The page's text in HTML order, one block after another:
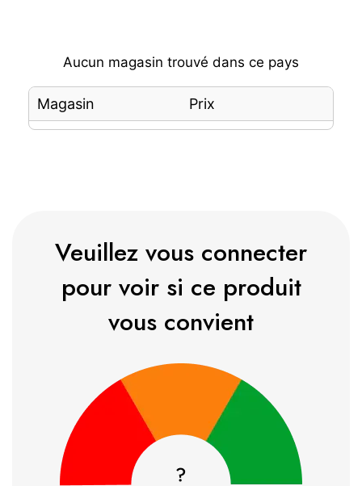
Aucun magasin trouvé dans ce pays
Magasin Prix
Veuillez vous connecter
pour voir si ce produit
vous convient